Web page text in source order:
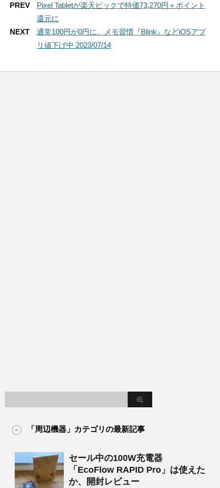
PREV
Pixel Tabletが楽天ビックで特価73,270円＋ポイント
還元に
NEXT
通常100円が0円に、メモ習慣『Blink』などiOSアプ
リ値下げ中 2023/07/14
「周辺機器」カテゴリの最新記事
セール中の100W充電器
「EcoFlow RAPID Pro」は使えた
か、開封レビュー